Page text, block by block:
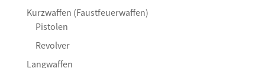
Kurzwaffen (Faustfeuerwaffen)
Pistolen
Revolver
Langwaffen